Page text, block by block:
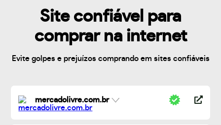
Site confiável para
comprar na internet
Evite golpes e prejuízos comprando em sites confiáveis
mercadolivre.com.br